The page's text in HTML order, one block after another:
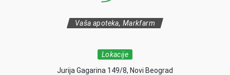
Vaša apoteka, Markfarm
Lokacije
Jurija Gagarina 149/8, Novi Beograd